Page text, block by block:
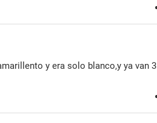
y era solo blanco,y ya van 3